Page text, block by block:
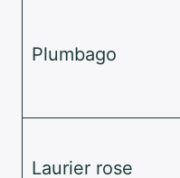
Plumbago
Laurier rose